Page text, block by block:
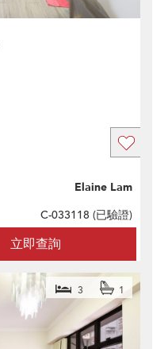
立即查詢
Elaine Lam
C-033118 (已驗證)
3 1